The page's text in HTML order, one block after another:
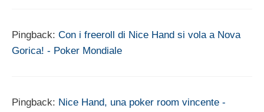
Pingback: Con i freeroll di Nice Hand si vola a Nova
Gorica! - Poker Mondiale
Pingback: Nice Hand, una poker room vincente -